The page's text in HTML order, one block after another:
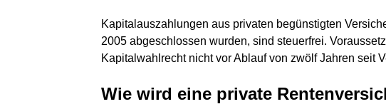
Kapitalauszahlungen aus privaten begünstigten
2005 abgeschlossen wurden, sind steuerfrei.
Kapitalwahlrecht nicht vor Ablauf von zwölf Jahren seit
Wie wird eine private